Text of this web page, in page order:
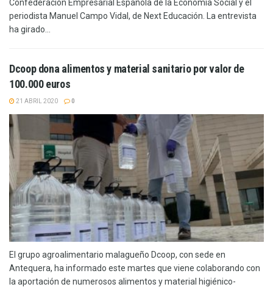
Confederación Empresarial Española de la Economía Social y el
periodista Manuel Campo Vidal, de Next Educación. La entrevista
ha girado...
Dcoop dona alimentos y material sanitario por valor de
100.000 euros
21 ABRIL 2020 0
El grupo agroalimentario malagueño Dcoop, con sede en
Antequera, ha informado este martes que viene colaborando con
la aportación de numerosos alimentos y material higiénico-